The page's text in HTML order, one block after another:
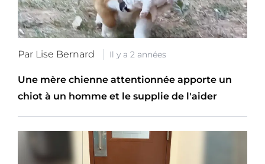
Par Lise Bernard Il y a 2 années
Une mère chienne attentionnée apporte un
chiot à un homme et le supplie de l'aider